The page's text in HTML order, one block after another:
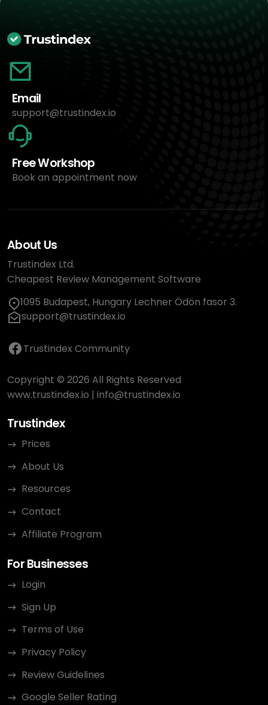
Email
support@trustindex.io
Free Workshop
Book an appointment now
About Us
Trustindex Ltd.
Cheapest Review Management Software
1095 Budapest, Hungary Lechner Ödön fasor 3.
support@trustindex.io
Trustindex Community
Copyright © 2026 All Rights Reserved
www.trustindex.io | info@trustindex.io
Trustindex
Prices
About Us
Resources
Contact
Affiliate Program
For Businesses
Login
Sign Up
Terms of Use
Privacy Policy
Review Guidelines
Google Seller Rating